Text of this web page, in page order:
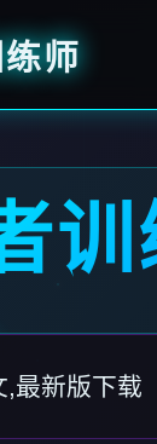
师
训
最新版下载